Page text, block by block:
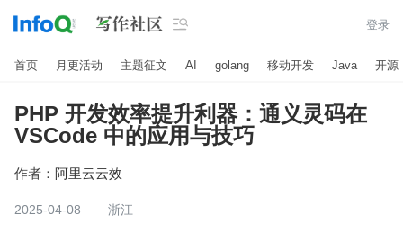
 登录
首页 月更活动 主题征文 AI golang 移动开发 Java 开源
PHP 开发效率提升利器：通义灵码在
VSCode 中的应用与技巧
作者： 阿里云云效
2025-04-08
浙江